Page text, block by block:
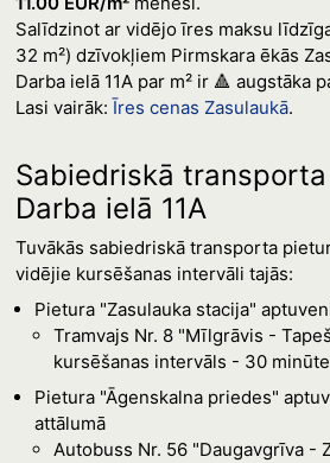
Salīdzinot ar vidējo īres maksu
32 m²) dzīvokļiem Pirmskara ēkās
Darba ielā 11A par m² ir 🔺 augstāka
Lasi vairāk:Īres cenas Zasulaukā.
Sabiedriskā
Darba ielā 11A
Tuvākās sabiedriskā transporta
vidējie kursēšanas intervāli tajās:
Pietura "Zasulauka stacija"
Tramvajs Nr. 8 "Mīlgrāvis -
kursēšanas intervāls - 30
Pietura "Āgenskalna priedes"
attālumā
Autobuss Nr. 56 "Daugavgrīva -